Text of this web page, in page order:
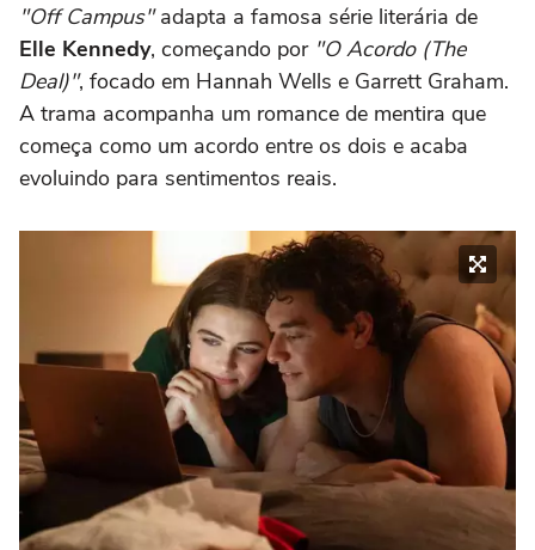
"Off Campus"adapta a famosa série literária de
Elle Kennedy, começando por "O Acordo (The
Deal)", focado em Hannah Wells e Garrett Graham.
A trama acompanha um romance de mentira que
começa como um acordo entre os dois e acaba
evoluindo para sentimentos reais.